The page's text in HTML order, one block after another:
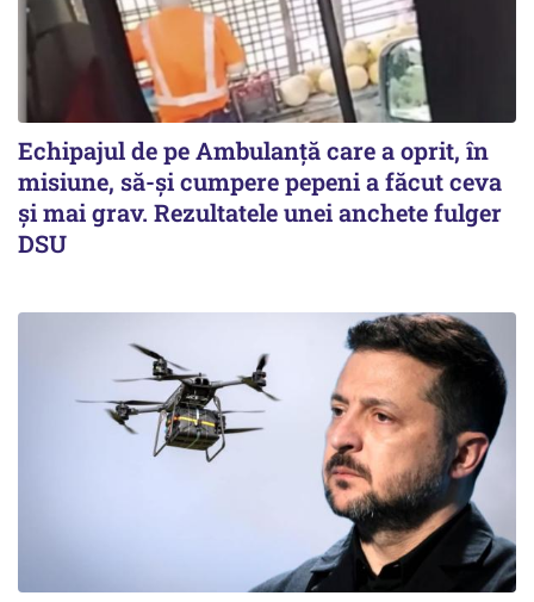
Echipajul de pe Ambulanță care a oprit, în
misiune, să-și cumpere pepeni a făcut ceva
și mai grav. Rezultatele unei anchete fulger
DSU